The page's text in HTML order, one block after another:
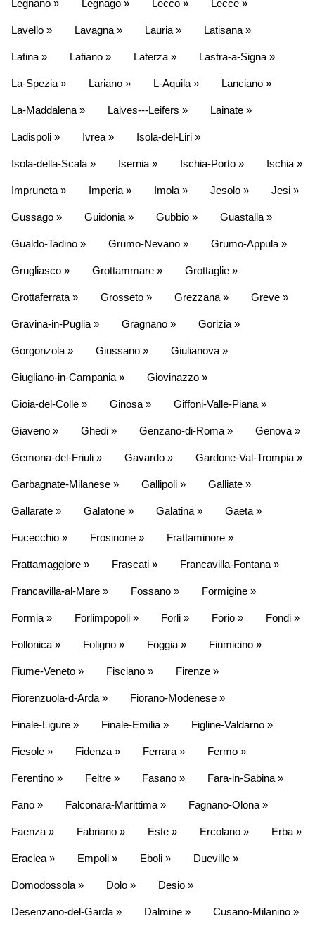
Legnano » Legnago » Lecco » Lecce »
Lavello » Lavagna » Lauria » Latisana »
Latina » Latiano » Laterza » Lastra-a-Signa »
La-Spezia » Lariano » L-Aquila » Lanciano »
La-Maddalena » Laives---Leifers » Lainate »
Ladispoli » Ivrea » Isola-del-Liri »
Isola-della-Scala » Isernia » Ischia-Porto » Ischia »
Impruneta » Imperia » Imola » Jesolo » Jesi »
Gussago » Guidonia » Gubbio » Guastalla »
Gualdo-Tadino » Grumo-Nevano » Grumo-Appula »
Grugliasco » Grottammare » Grottaglie »
Grottaferrata » Grosseto » Grezzana » Greve »
Gravina-in-Puglia » Gragnano » Gorizia »
Gorgonzola » Giussano » Giulianova »
Giugliano-in-Campania » Giovinazzo »
Gioia-del-Colle » Ginosa » Giffoni-Valle-Piana »
Giaveno » Ghedi » Genzano-di-Roma » Genova »
Gemona-del-Friuli » Gavardo » Gardone-Val-Trompia »
Garbagnate-Milanese » Gallipoli » Galliate »
Gallarate » Galatone » Galatina » Gaeta »
Fucecchio » Frosinone » Frattaminore »
Frattamaggiore » Frascati » Francavilla-Fontana »
Francavilla-al-Mare » Fossano » Formigine »
Formia » Forlimpopoli » Forli » Forio » Fondi »
Follonica » Foligno » Foggia » Fiumicino »
Fiume-Veneto » Fisciano » Firenze »
Fiorenzuola-d-Arda » Fiorano-Modenese »
Finale-Ligure » Finale-Emilia » Figline-Valdarno »
Fiesole » Fidenza » Ferrara » Fermo »
Ferentino » Feltre » Fasano » Fara-in-Sabina »
Fano » Falconara-Marittima » Fagnano-Olona »
Faenza » Fabriano » Este » Ercolano » Erba »
Eraclea » Empoli » Eboli » Dueville »
Domodossola » Dolo » Desio »
Desenzano-del-Garda » Dalmine » Cusano-Milanino »